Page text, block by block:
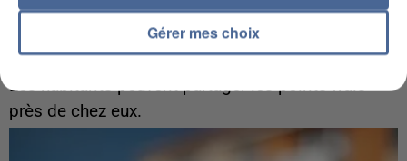
Le gouvernement et l’Ademe publient une carte
Les habitants peuvent partager les points frais
près de chez eux.
Gérer mes choix